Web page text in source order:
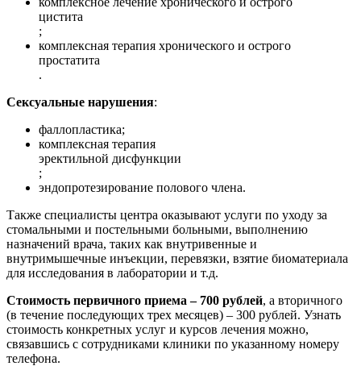
цистита
;
комплексная терапия хронического и острого
простатита
.
Сексуальные нарушения:
фаллопластика;
комплексная терапия
эректильной дисфункции
;
эндопротезирование полового члена.
Также специалисты центра оказывают услуги по уходу за
стомальными и постельными больными, выполнению
назначений врача, таких как внутривенные и
внутримышечные инъекции, перевязки, взятие биоматериала
для исследования в лаборатории и т.д.
Стоимость первичного приема – 700 рублей, а вторичного
(в течение последующих трех месяцев) – 300 рублей. Узнать
стоимость конкретных услуг и курсов лечения можно,
связавшись с сотрудниками клиники по указанному номеру
телефона.